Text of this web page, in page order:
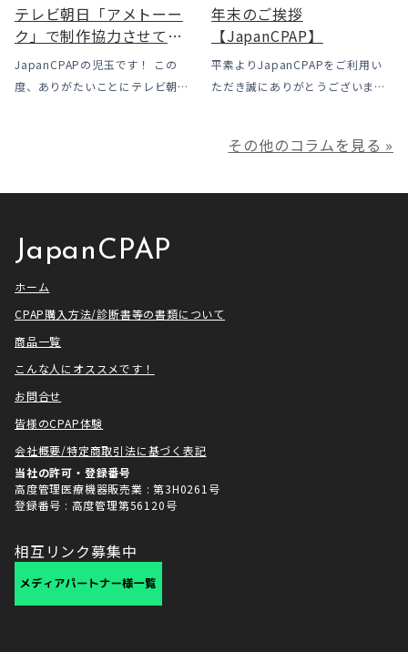
テレビ朝日「アメトーー
ク」で制作協力させてい
ただきました
JapanCPAPの児玉です！ この
度、ありがたいことにテレビ朝日
ク様は長い歴史があり、私も大
年末のご挨拶
【JapanCPAP】
平素よりJapanCPAPをご利用い
ただき誠にありがとうございま
利用いただき本当にありがとうご
満足いただけるサービスを提供さ
その他のコラムを見る »
JapanCPAP
ホーム
CPAP購入方法/診断書等の書類について
商品一覧
こんな人にオススメです！
お問合せ
皆様のCPAP体験
会社概要/特定商取引法に基づく表記
当社の許可・登録番号
高度管理医療機器販売業 : 第3H0261号
登録番号 : 高度管理第56120号
相互リンク募集中